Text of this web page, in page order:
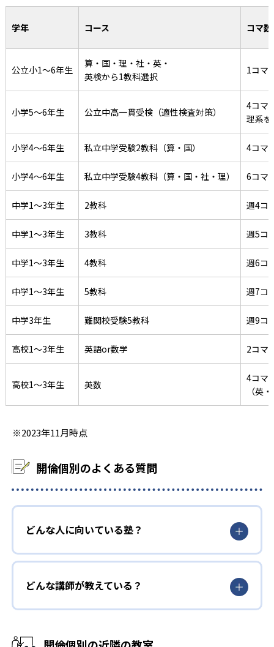
岩瀬日大（奨学生） -
つくば秀英高校（奨学生） -
常総学院高校（特待生） -
中央大学杉並 - 専修大松戸 -
日本大学櫻丘 - 國學院高校 -
駒込高校 - 淑徳巣鴨高校 -
錦城学園 -
大学の合格実績
東京大学 -
お茶の水女子大学 -
埼玉大学 -
宇都宮大学 -
上智大学 - 東京理科大学
津田塾大学 - 学習院大学 -
明治大学 - 青山学院大学
立教大学 -
2021年度調べ
学年 コース コマ数
公立小1～6年生
算・国・理・社・英・
英検から1教科選択
1コマ
小学5～6年生 公立中高一貫受検（適性検査対策）
4コマ
理系
小学4～6年生 私立中学受験2教科（算・国） 4コマ
小学4～6年生 私立中学受験4教科（算・国・社・理） 6コマ
中学1～3年生 2教科 週4コ
中学1～3年生 3教科 週5コ
中学1～3年生 4教科 週6コ
中学1～3年生 5教科 週7コ
中学3年生 難関校受験5教科 週9コ
高校1～3年生 英語or数学 2コマ
高校1～3年生 英数
4コマ
（英
※2023年11月時点
開倫個別のよくある質問
どんな人に向いている塾？
どんな講師が教えている？